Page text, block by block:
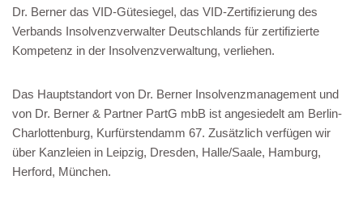
Dr. Berner das VID-Gütesiegel, das VID-Zertifizierung des
Verbands Insolvenzverwalter Deutschlands für zertifizierte
Kompetenz in der Insolvenzverwaltung, verliehen.
Das Hauptstandort von Dr. Berner Insolvenzmanagement und
von Dr. Berner & Partner PartG mbB ist angesiedelt am Berlin-
Charlottenburg, Kurfürstendamm 67. Zusätzlich verfügen wir
über Kanzleien in Leipzig, Dresden, Halle/Saale, Hamburg,
Herford, München.